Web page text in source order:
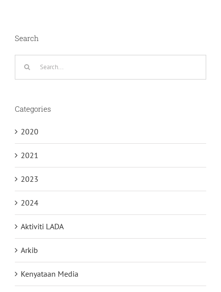
Search
Categories
2020
2021
2023
2024
Aktiviti LADA
Arkib
Kenyataan Media